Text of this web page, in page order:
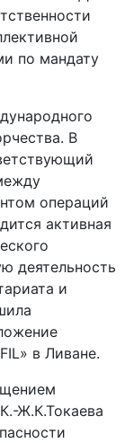
по мандату
В
операций
активная
деятельность
и
в Ливане.
Ж.К.Токаева